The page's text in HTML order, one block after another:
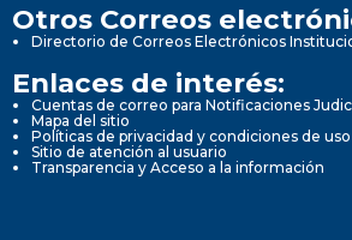
Otros Correos
Directorio de Correos Electrónicos
Enlaces de interés:
Cuentas de correo para Notificaciones
Mapa del sitio
Políticas de privacidad y condiciones de uso
Sitio de atención al usuario
Transparencia y Acceso a la información